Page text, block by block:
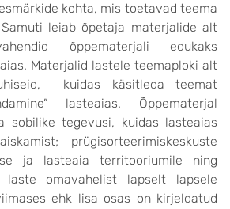
kohta, mis toetavad teema
leiab õpetaja materjalide alt
õppematerjali edukaks
Materjalid lastele teemaploki alt
kuidas käsitleda teemat
lasteaias. Õppematerjal
sobilike tegevusi, kuidas lasteaias
prügisorteerimiskeskuste
ja lasteaia territooriumile ning
laste omavahelist lapselt lapsele
ehk lisa osas on kirjeldatud